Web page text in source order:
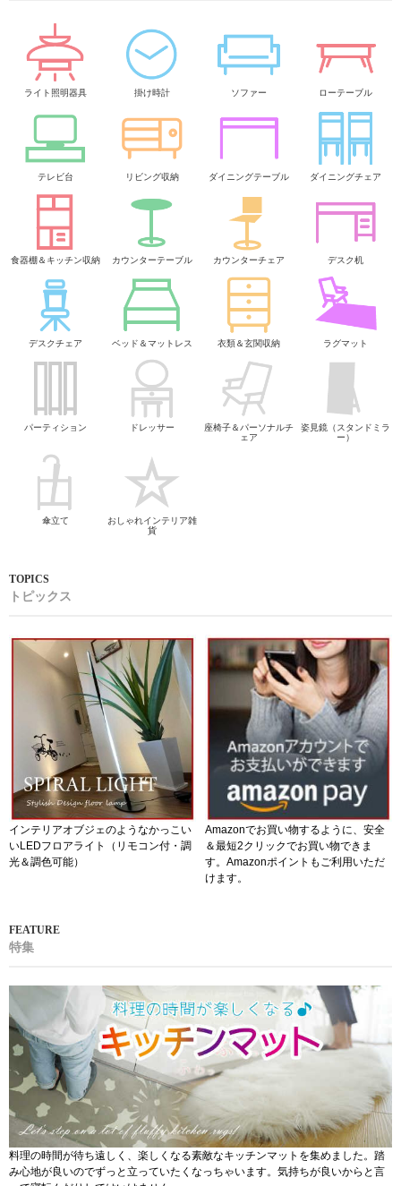
ライト照明器具 掛け時計 ソファー ローテーブル
テレビ台 リビング収納 ダイニングテーブル ダイニングチェア
食器棚＆キッチン収納 カウンターテーブル カウンターチェア デスク机
デスクチェア ベッド＆マットレス 衣類＆玄関収納 ラグマット
パーティション ドレッサー
座椅子＆パーソナルチ
ェア
姿見鏡（スタンドミラ
ー）
傘立て
おしゃれインテリア雑
貨
トピックス
インテリアオブジェのようなかっこい
いLEDフロアライト（リモコン付・調
光＆調色可能）
Amazonでお買い物するように、安全
＆最短2クリックでお買い物できま
す。Amazonポイントもご利用いただ
けます。
特集
料理の時間が待ち遠しく、楽しくなる素敵なキッチンマットを集めました。踏
み心地が良いのでずっと立っていたくなっちゃいます。気持ちが良いからと言